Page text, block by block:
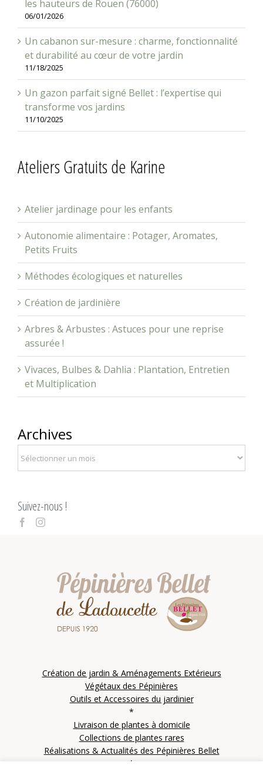
Un bassin pas comme les autres prend vie sur
les hauteurs de Rouen (76000)
Un cabanon sur-mesure : charme, fonctionnalité
et durabilité au cœur de votre jardin
Un gazon parfait signé Bellet : l’expertise qui
transforme vos jardins
Atelier jardinage pour les enfants
Autonomie alimentaire : Potager, Aromates,
Petits Fruits
Méthodes écologiques et naturelles
Création de jardinière
Arbres & Arbustes : Astuces pour une reprise
assurée !
Vivaces, Bulbes & Dahlia : Plantation, Entretien
et Multiplication
Archives
Suivez-nous !
Création de jardin & Aménagements Extérieurs
Végétaux des Pépinières
Outils et Accessoires du jardinier
*
Livraison de plantes à domicile
Collections de plantes rares